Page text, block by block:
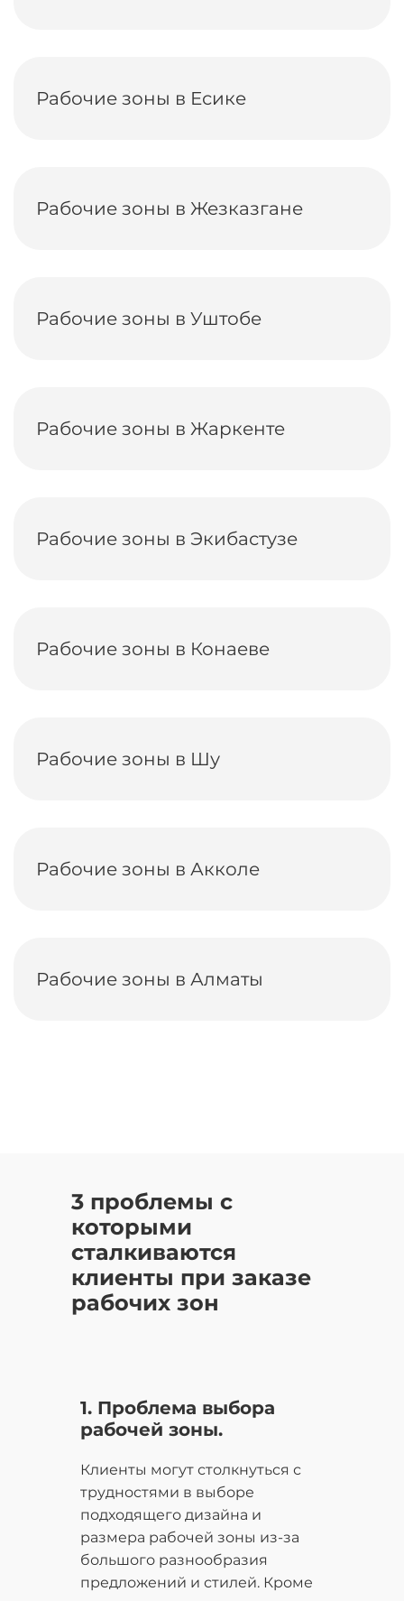
Рабочие зоны в Есике
Рабочие зоны в Жезказгане
Рабочие зоны в Уштобе
Рабочие зоны в Жаркенте
Рабочие зоны в Экибастузе
Рабочие зоны в Конаеве
Рабочие зоны в Шу
Рабочие зоны в Акколе
Рабочие зоны в Алматы
3 проблемы с
которыми
сталкиваются
клиенты при заказе
рабочих зон
1. Проблема выбора
рабочей зоны.
Клиенты могут столкнуться с
трудностями в выборе
подходящего дизайна и
размера рабочей зоны из-за
большого разнообразия
предложений и стилей. Кроме